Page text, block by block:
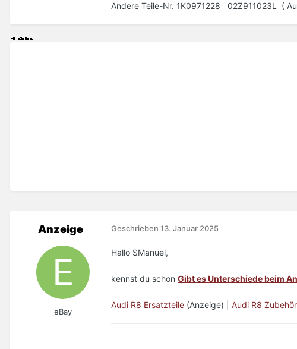
Andere Teile-Nr. 1K0971228 02Z911023L (
Anzeige
eBay
Geschrieben 13. Januar 2025
Hallo SManuel,
kennst du schon Gibt es Unterschiede beim
Audi R8 Ersatzteile (Anzeige) | Audi R8 Zubehör